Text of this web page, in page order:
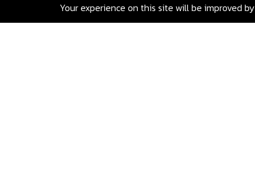
Your experience on this site will be improved